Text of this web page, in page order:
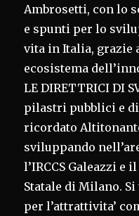
Ambrosetti, con lo
e spunti per lo
vita in Italia, grazie
ecosistema
LE DIRETTRICI DI
pilastri pubblici e
ricordato
sviluppando
l’IRCCS Galeazzi e
Statale di Milano.
per l’attrattivita’